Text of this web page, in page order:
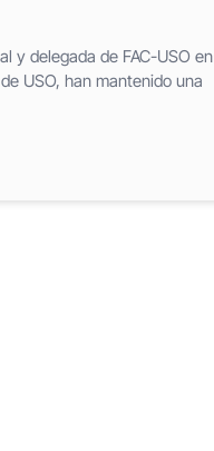
y delegada de FAC-USO en
USO, han mantenido una